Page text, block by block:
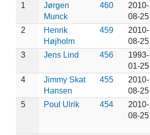
1
Jørgen
Munck
460
2010-
08-25
2
Henrik
Højholm
459
2010-
08-25
3 Jens Lind 456
1993-
01-25
4
Jimmy Skat
Hansen
455
2010-
08-25
5 Poul Ulrik 454
2010-
08-25